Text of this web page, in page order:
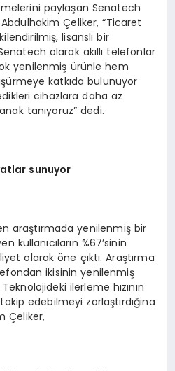
paylaşan Senatech
Çeliker, “Ticaret
lisanslı bir
olarak akıllı telefonlar
yenilenmiş ürünle hem
katkıda bulunuyor
cihazlara daha az
tanıyoruz” dedi.
sunuyor
araştırmada yenilenmiş bir
kullanıcıların %67’sinin
olarak öne çıktı. Araştırma
ikisinin yenilenmiş
ilerleme hızının
edebilmeyi zorlaştırdığına
Çeliker,